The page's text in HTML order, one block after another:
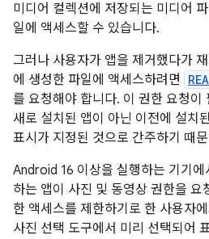
미디어 컬렉션에 저장되는 미디어
일에 액세스할 수 있습니다.
그러나 사용자가 앱을 제거했다가
에 생성한 파일에 액세스하려면
를 요청해야 합니다. 이 권한 요청이
새로 설치된 앱이 아닌 이전에 설치
표시가 지정된 것으로 간주하기 때
Android 16 이상을 실행하는 기기
하는 앱이 사진 및 동영상 권한을 요
한 액세스를 제한하기로 한 사용자
사진 선택 도구에서 미리 선택되어